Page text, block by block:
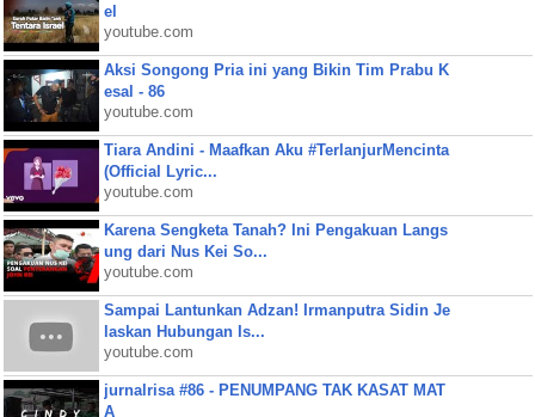
el
youtube.com
Aksi Songong Pria ini yang Bikin Tim Prabu K
esal - 86
youtube.com
Tiara Andini - Maafkan Aku #TerlanjurMencinta
(Official Lyric...
youtube.com
Karena Sengketa Tanah? Ini Pengakuan Langs
ung dari Nus Kei So...
youtube.com
Sampai Lantunkan Adzan! Irmanputra Sidin Je
laskan Hubungan Is...
youtube.com
jurnalrisa #86 - PENUMPANG TAK KASAT MAT
A